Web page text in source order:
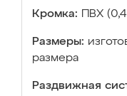
Кромка: ПВХ
Размеры:
размера
Раздвижная